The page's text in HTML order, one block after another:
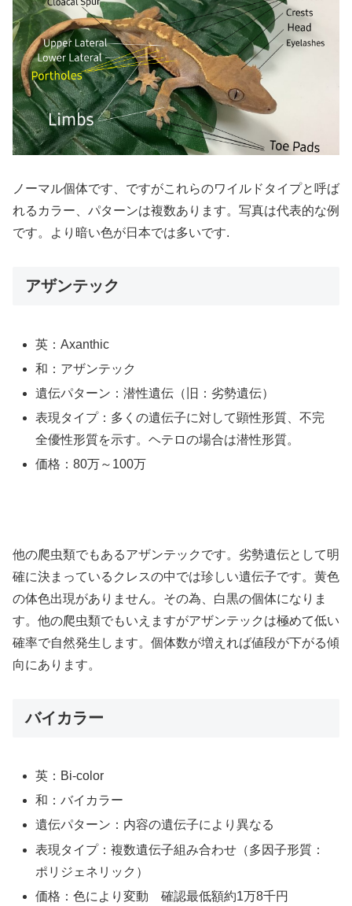
ノーマル個体です、ですがこれらのワイルドタイプと呼ば
れるカラー、パターンは複数あります。写真は代表的な例
です。より暗い色が日本では多いです.
アザンテック
英：Axanthic
和：アザンテック
遺伝パターン：潜性遺伝（旧：劣勢遺伝）
表現タイプ：多くの遺伝子に対して顕性形質、不完
全優性形質を示す。ヘテロの場合は潜性形質。
価格：80万～100万
他の爬虫類でもあるアザンテックです。劣勢遺伝として明
確に決まっているクレスの中では珍しい遺伝子です。黄色
の体色出現がありません。その為、白黒の個体になりま
す。他の爬虫類でもいえますがアザンテックは極めて低い
確率で自然発生します。個体数が増えれば値段が下がる傾
向にあります。
バイカラー
英：Bi-color
和：バイカラー
遺伝パターン：内容の遺伝子により異なる
表現タイプ：複数遺伝子組み合わせ（多因子形質：
ポリジェネリック）
価格：色により変動 確認最低額約1万8千円